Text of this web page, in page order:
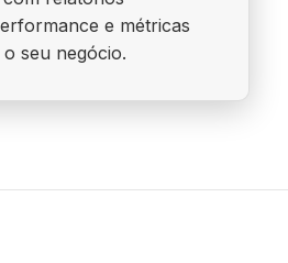
e métricas
seu negócio.